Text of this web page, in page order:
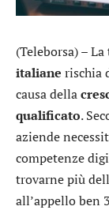
(Teleborsa) – La
italiane rischia
causa della
qualificato.
aziende
competenze
trovarne più
all’appello ben